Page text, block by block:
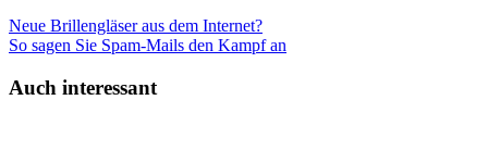
Neue Brillengläser aus dem Internet?
So sagen Sie Spam-Mails den Kampf an
Auch interessant